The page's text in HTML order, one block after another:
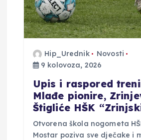
a
Hip_Urednik
Novosti
9 kolovoza, 2026
​Upis i raspored
Mlađe pionire,
Štigliće HŠK
​Otvorena škola nogometa
Mostar poziva sve dječake i